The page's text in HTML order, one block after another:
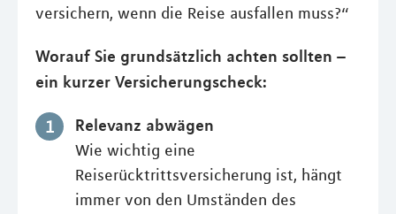
versichern, wenn die Reise ausfallen muss?“
Worauf Sie grundsätzlich achten sollten –
ein kurzer Versicherungscheck:
Relevanz abwägen
Wie wichtig eine
Reiserücktrittsversicherung ist, hängt
immer von den Umständen des